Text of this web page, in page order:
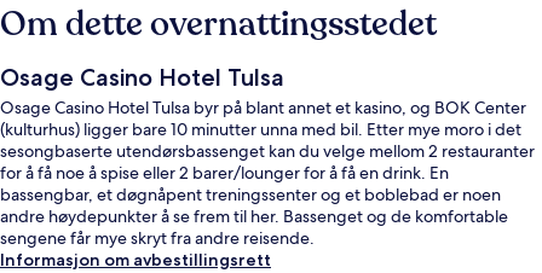
Om dette overnattingsstedet
Osage Casino Hotel Tulsa
Osage Casino Hotel Tulsa byr på blant annet et kasino, og BOK Center
(kulturhus) ligger bare 10 minutter unna med bil. Etter mye moro i det
sesongbaserte utendørsbassenget kan du velge mellom 2 restauranter
for å få noe å spise eller 2 barer/lounger for å få en drink. En
bassengbar, et døgnåpent treningssenter og et boblebad er noen
andre høydepunkter å se frem til her. Bassenget og de komfortable
sengene får mye skryt fra andre reisende.
Informasjon om avbestillingsrett